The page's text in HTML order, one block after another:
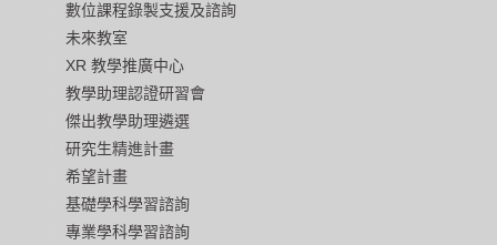
數位課程錄製支援及諮詢
未來教室
XR 教學推廣中心
教學助理認證研習會
傑出教學助理遴選
研究生精進計畫
希望計畫
基礎學科學習諮詢
專業學科學習諮詢